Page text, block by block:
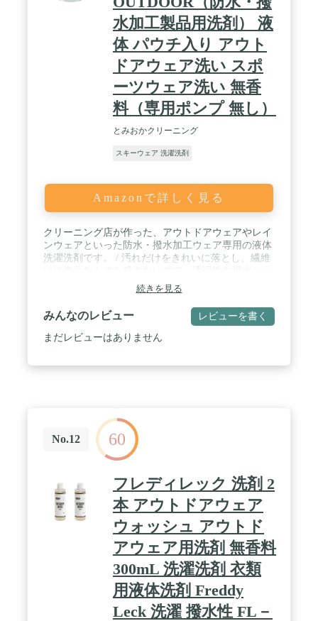
水加工製品用洗剤） 液
体 パウチ入り アウト
ドアウェア洗い スポ
ーツウェア洗い 無香
料（専用ポンプ 無し）
とみおかクリーニング
スキーウェア 洗濯洗剤
Amazonで詳しく見る
クリーニング店が作った、アウトドアウェアやレイ
ンウェアといった防水・撥水加工ウェア専用の液体
洗濯洗剤です。 / 汚れだけをきれいに落とし、繊維
ったウェアの性能を損なわずに洗濯することができ
ます。 / 純石鹸分と植物由来・ミネラル由来の原料
を使用。 香料、漂白剤は無配合。 / 用途：合成繊維
製品、天然繊維製品、防水・撥水加工製品用 / 液
性：弱アルカリ性 / 内容量：350ml / サイズ：たて
続きを見る
みんなのレビュー レビューを書く
まだレビューはありません
No.12 60
フレディレック 洗剤 2
本 アウトドアウェア
ウォッシュ アウトド
アウェア用洗剤 無香料
300mL 洗濯洗剤 衣類
用液体洗剤 Freddy
Leck 洗濯 撥水性 FL－